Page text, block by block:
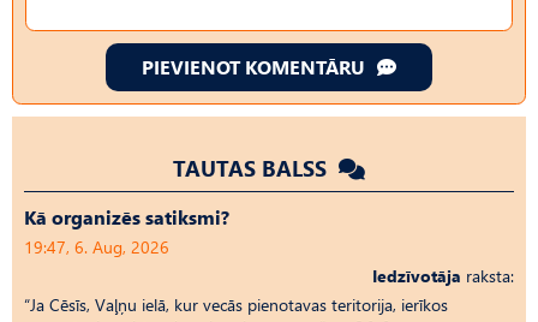
PIEVIENOT KOMENTĀRU
TAUTAS BALSS
Kā organizēs satiksmi?
19:47, 6. Aug, 2026
Iedzīvotāja raksta:
“Ja Cēsīs, Vaļņu ielā, kur vecās pienotavas teritorija, ierīkos